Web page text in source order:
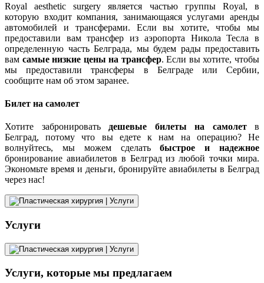
Royal aesthetic surgery является частью группы Royal, в
которую входит компания, занимающаяся услугами аренды
автомобилей и трансферами. Если вы хотите, чтобы мы
предоставили вам трансфер из аэропорта Никола Тесла в
определенную часть Белграда, мы будем рады предоставить
вам самые низкие цены на трансфер. Если вы хотите, чтобы
мы предоставили трансферы в Белграде или Сербии,
сообщите нам об этом заранее.
Билет на самолет
Хотите забронировать дешевые билеты на самолетв
Белград, потому что вы едете к нам на операцию? Не
волнуйтесь, мы можем сделатьбыстрое и надежное
бронирование авиабилетов в Белград из любой точки мира.
Экономьте время и деньги, бронируйте авиабилеты в Белград
через нас!
Услуги
Услуги, которые мы предлагаем